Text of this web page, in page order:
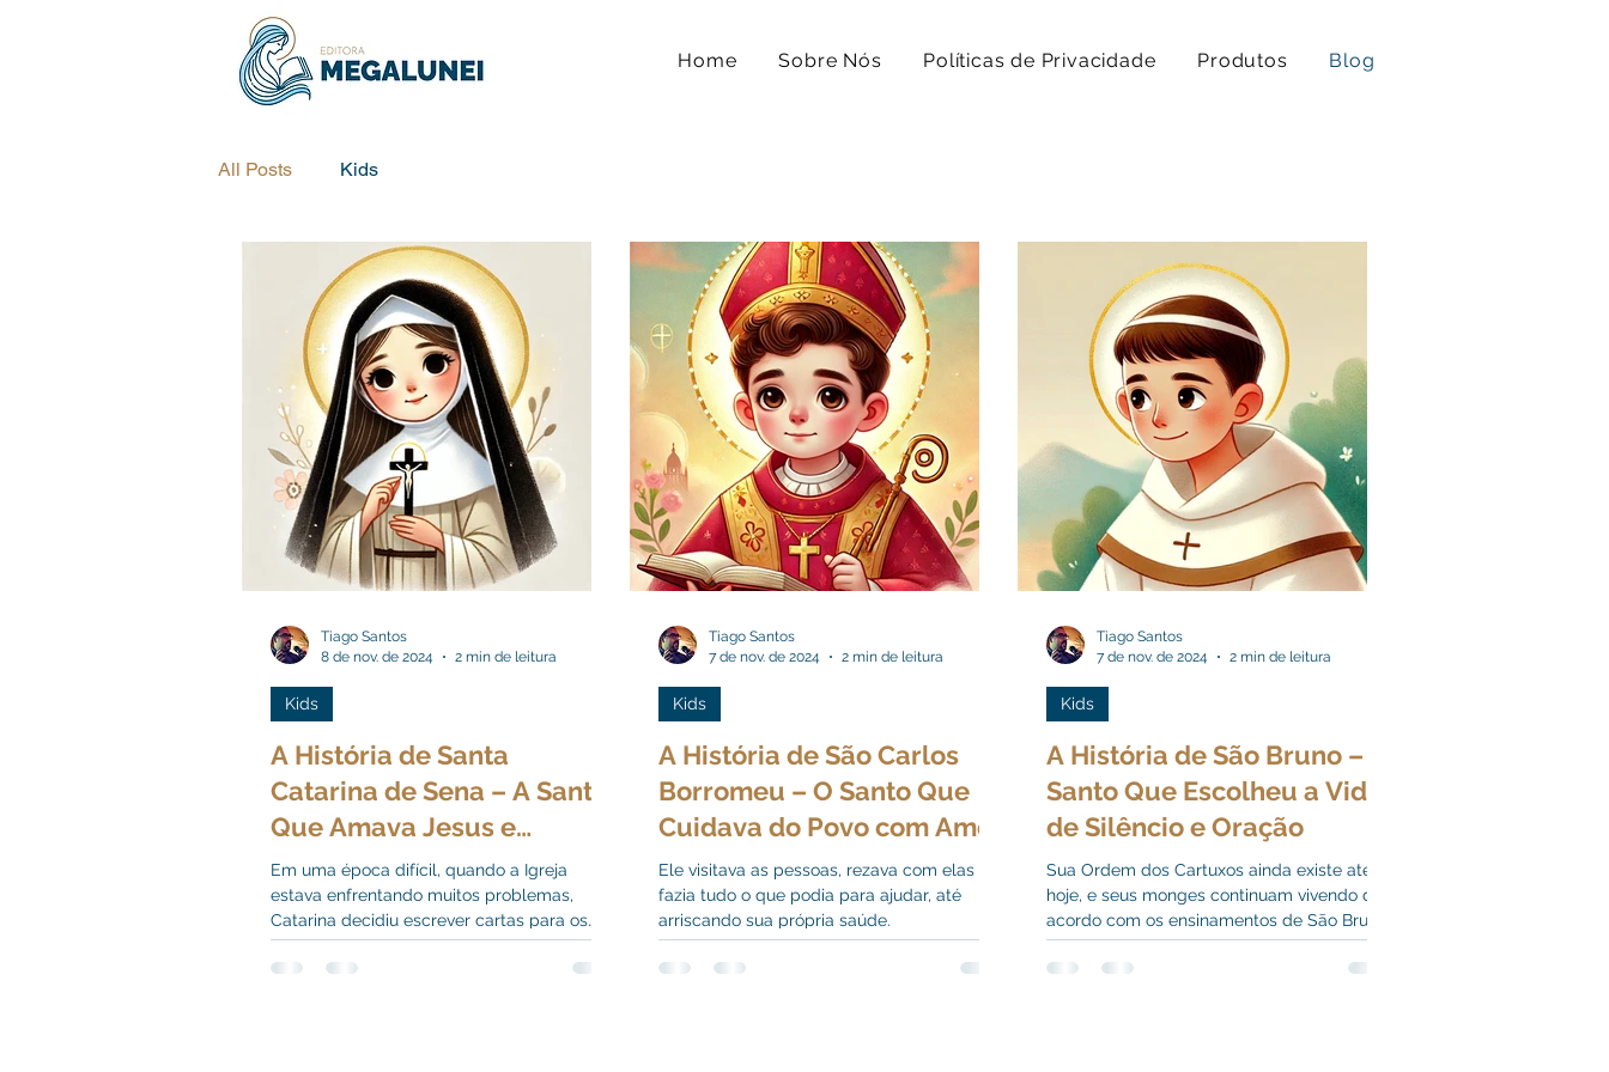
Home Sobre Nós Políticas de Privacidade Produtos Blog
All Posts Kids
A História de Santa
Catarina de Sena – A Santa
Que Amava Jesus e
Ajudava a Igreja
Em uma época difícil, quando a Igreja
estava enfrentando muitos problemas,
Catarina decidiu escrever cartas para os
líderes.
Kids
Tiago Santos
8 de nov. de 2024
2 min de leitura
A História de São Carlos
Borromeu – O Santo Que
Cuidava do Povo com Amor
e Dedicação
Ele visitava as pessoas, rezava com elas e
fazia tudo o que podia para ajudar, até
arriscando sua própria saúde.
Kids
Tiago Santos
7 de nov. de 2024
2 min de leitura
A História de São Bruno – O
Santo Que Escolheu a Vida
de Silêncio e Oração
Sua Ordem dos Cartuxos ainda existe até
hoje, e seus monges continuam vivendo de
acordo com os ensinamentos de São Bruno,
em oração e paz.
Kids
Tiago Santos
7 de nov. de 2024
2 min de leitura